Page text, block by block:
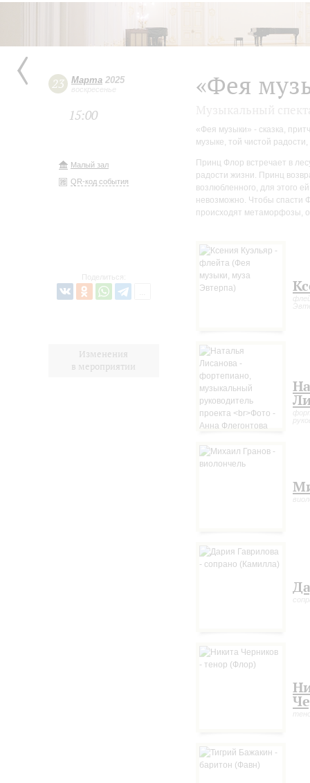
23 Марта 2025
воскресенье
15:00
Малый зал
QR-код события
Поделиться:
Изменения
в мероприятии
«Фея
«Фея музыки» - сказка,
музыке, той чистой
Принц Флор встречает в
радости жизни. Принц
возлюбленного, для этого
невозможно. Чтобы спасти
происходят метаморфозы,